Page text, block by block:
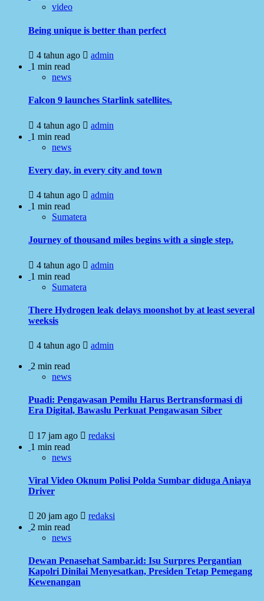
video
Being unique is better than perfect
4 tahun ago
admin
1 min read
news
Falcon 9 launches Starlink satellites.
4 tahun ago
admin
1 min read
news
Every day, in every city and town
4 tahun ago
admin
1 min read
Sumatera
Journey of thousand miles begins with a single step.
4 tahun ago
admin
1 min read
Sumatera
There Hydrogen leak delays moonshot by at least several
weeksis
4 tahun ago admin
2 min read
news
Puadi: Pengawasan Pemilu Harus Bertransformasi di
Era Digital, Bawaslu Perkuat Pengawasan Siber
17 jam ago
redaksi
1 min read
news
Viral Video Oknum Polisi Polda Sumbar diduga Aniaya
Driver
20 jam ago
redaksi
2 min read
news
Dewan Penasehat Sambar.id: Isu Surpres Pergantian
Kapolri Dinilai Menyesatkan, Presiden Tetap Pemegang
Kewenangan